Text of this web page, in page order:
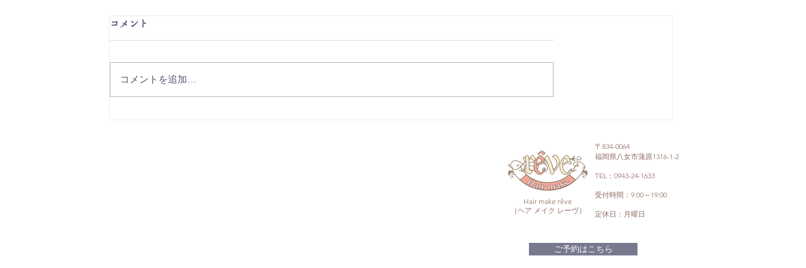
コメント
コメントを追加…
〒834-0064
福岡県八女市蒲原1316-1-2
TEL： 0943-24-1633
受付時間：9:00～19:00
定休日：月曜日
Hair make rêve
（ヘア メイク レーヴ）
ご予約はこちら